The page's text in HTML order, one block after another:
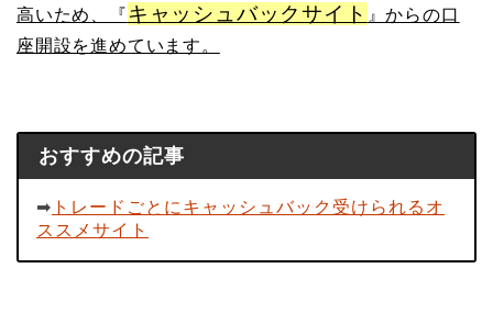
高いため、『 キャッシュバックサイト 』からの口
座開設を進めています。
おすすめの記事
➡︎ トレードごとにキャッシュバック受けられるオ
ススメサイト